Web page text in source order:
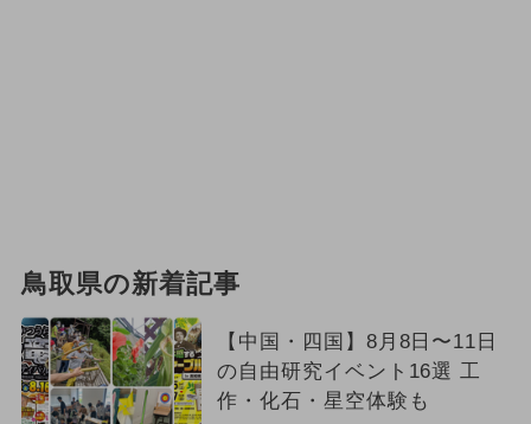
鳥取県の新着記事
【中国・四国】8月8日〜11日
の自由研究イベント16選 工
作・化石・星空体験も